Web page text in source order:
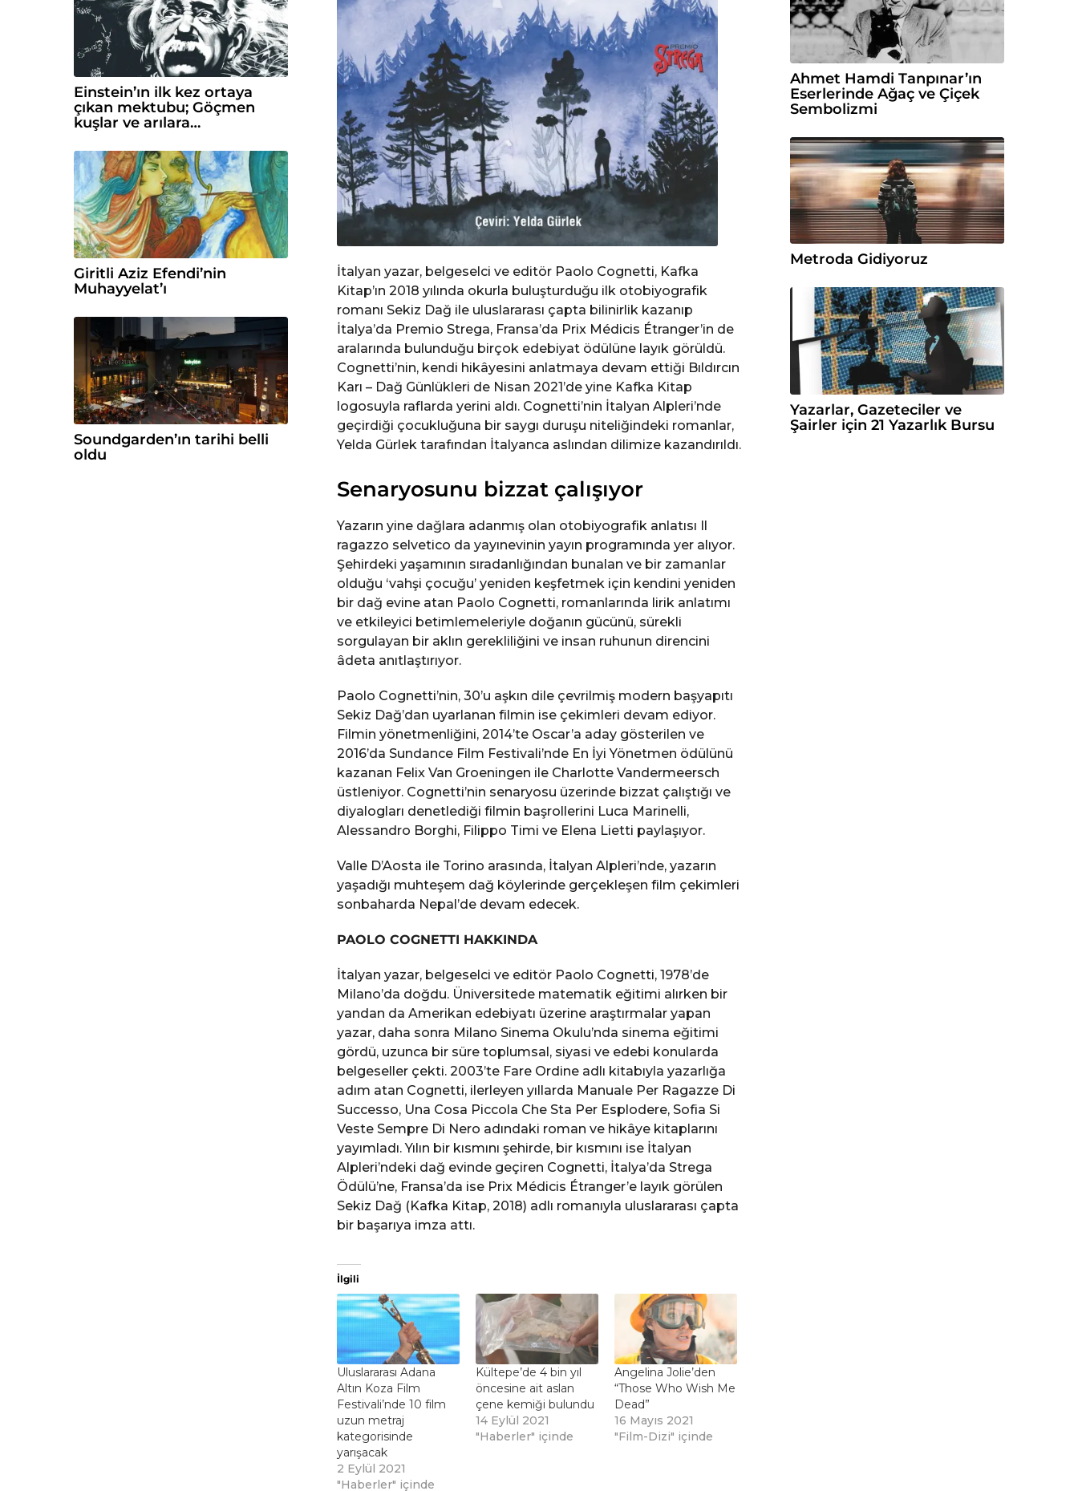
İtalyan yazar, belgeselci ve editör Paolo Cognetti, Kafka
Kitap’ın 2018 yılında okurla buluşturduğu ilk otobiyografik
romanı Sekiz Dağ ile uluslararası çapta bilinirlik kazanıp
İtalya’da Premio Strega, Fransa’da Prix Médicis Étranger’in de
aralarında bulunduğu birçok edebiyat ödülüne layık görüldü.
Cognetti’nin, kendi hikâyesini anlatmaya devam ettiği Bıldırcın
Karı – Dağ Günlükleri de Nisan 2021’de yine Kafka Kitap
logosuyla raflarda yerini aldı. Cognetti’nin İtalyan Alpleri’nde
geçirdiği çocukluğuna bir saygı duruşu niteliğindeki romanlar,
Yelda Gürlek tarafından İtalyanca aslından dilimize kazandırıldı.
Senaryosunu bizzat çalışıyor
Yazarın yine dağlara adanmış olan otobiyografik anlatısı Il
ragazzo selvetico da yayınevinin yayın programında yer alıyor.
Şehirdeki yaşamının sıradanlığından bunalan ve bir zamanlar
olduğu ‘vahşi çocuğu’ yeniden keşfetmek için kendini yeniden
bir dağ evine atan Paolo Cognetti, romanlarında lirik anlatımı
ve etkileyici betimlemeleriyle doğanın gücünü, sürekli
sorgulayan bir aklın gerekliliğini ve insan ruhunun direncini
âdeta anıtlaştırıyor.
Paolo Cognetti’nin, 30’u aşkın dile çevrilmiş modern başyapıtı
Sekiz Dağ’dan uyarlanan filmin ise çekimleri devam ediyor.
Filmin yönetmenliğini, 2014’te Oscar’a aday gösterilen ve
2016’da Sundance Film Festivali’nde En İyi Yönetmen ödülünü
kazanan Felix Van Groeningen ile Charlotte Vandermeersch
üstleniyor. Cognetti’nin senaryosu üzerinde bizzat çalıştığı ve
diyalogları denetlediği filmin başrollerini Luca Marinelli,
Alessandro Borghi, Filippo Timi ve Elena Lietti paylaşıyor.
Valle D’Aosta ile Torino arasında, İtalyan Alpleri’nde, yazarın
yaşadığı muhteşem dağ köylerinde gerçekleşen film çekimleri
sonbaharda Nepal’de devam edecek.
PAOLO COGNETTI HAKKINDA
İtalyan yazar, belgeselci ve editör Paolo Cognetti, 1978’de
Milano’da doğdu. Üniversitede matematik eğitimi alırken bir
yandan da Amerikan edebiyatı üzerine araştırmalar yapan
yazar, daha sonra Milano Sinema Okulu’nda sinema eğitimi
gördü, uzunca bir süre toplumsal, siyasi ve edebi konularda
belgeseller çekti. 2003’te Fare Ordine adlı kitabıyla yazarlığa
adım atan Cognetti, ilerleyen yıllarda Manuale Per Ragazze Di
Successo, Una Cosa Piccola Che Sta Per Esplodere, Sofia Si
Veste Sempre Di Nero adındaki roman ve hikâye kitaplarını
yayımladı. Yılın bir kısmını şehirde, bir kısmını ise İtalyan
Alpleri’ndeki dağ evinde geçiren Cognetti, İtalya’da Strega
Ödülü’ne, Fransa’da ise Prix Médicis Étranger’e layık görülen
Sekiz Dağ (Kafka Kitap, 2018) adlı romanıyla uluslararası çapta
bir başarıya imza attı.
İlgili
Uluslararası Adana
Altın Koza Film
Festivali’nde 10 film
uzun metraj
kategorisinde
yarışacak
2 Eylül 2021
"Haberler" içinde
Kültepe’de 4 bin yıl
öncesine ait aslan
çene kemiği bulundu
14 Eylül 2021
"Haberler" içinde
Angelina Jolie’den
“Those Who Wish Me
Dead”
16 Mayıs 2021
"Film-Dizi" içinde
Einstein’ın ilk kez ortaya
çıkan mektubu; Göçmen
kuşlar ve arılara…
Giritli Aziz Efendi’nin
Muhayyelat’ı
Soundgarden’ın tarihi belli
oldu
Ahmet Hamdi Tanpınar’ın
Eserlerinde Ağaç ve Çiçek
Sembolizmi
Metroda Gidiyoruz
Yazarlar, Gazeteciler ve
Şairler için 21 Yazarlık Bursu